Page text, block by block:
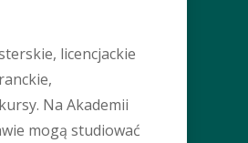
licencjackie
Na Akademii
mogą studiować